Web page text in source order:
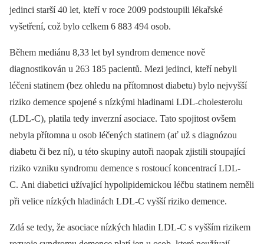
jedinci starší 40 let, kteří v roce 2009 podstoupili lékařské
vyšetření, což bylo celkem 6 883 494 osob.
Během mediánu 8,33 let byl syndrom demence nově
diagnostikován u 263 185 pacientů. Mezi jedinci, kteří nebyli
léčeni statinem (bez ohledu na přítomnost diabetu) bylo nejvyšší
riziko demence spojené s nízkými hladinami LDL-cholesterolu
(LDL-C), platila tedy inverzní asociace. Tato spojitost ovšem
nebyla přítomna u osob léčených statinem (ať už s diagnózou
diabetu či bez ní), u této skupiny autoři naopak zjistili stoupající
riziko vzniku syndromu demence s rostoucí koncentrací LDL-
C. Ani diabetici užívající hypolipidemickou léčbu statinem neměli
při velice nízkých hladinách LDL-C vyšší riziko demence.
Zdá se tedy, že asociace nízkých hladin LDL-C s vyšším rizikem